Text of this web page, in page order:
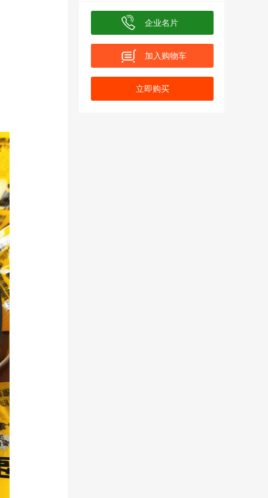
企业名片
加入购物车
立即购买